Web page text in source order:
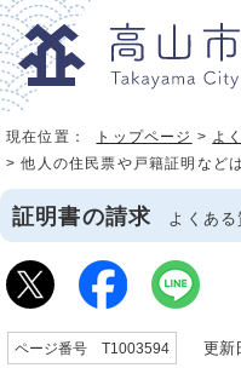
現在位置： トップページ > よ
> 他人の住民票や戸籍証明など
証明書の請求 よくある
ページ番号 T1003594 更新